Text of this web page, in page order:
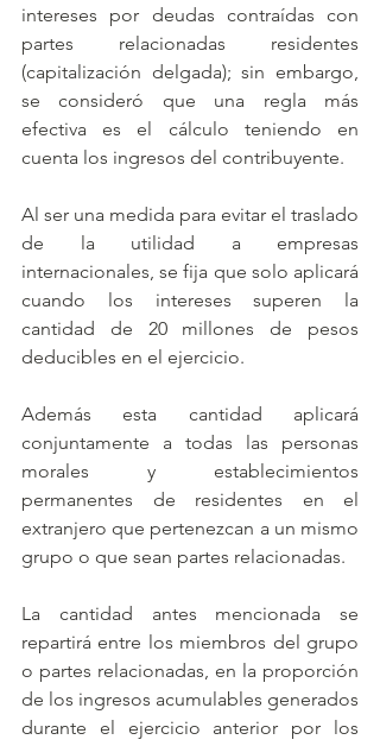
intereses por deudas contraídas con
partes relacionadas residentes
(capitalización delgada); sin embargo,
se consideró que una regla más
efectiva es el cálculo teniendo en
cuenta los ingresos del contribuyente.
Al ser una medida para evitar el traslado
de la utilidad a empresas
internacionales, se fija que solo aplicará
cuando los intereses superen la
cantidad de 20 millones de pesos
deducibles en el ejercicio.
Además esta cantidad aplicará
conjuntamente a todas las personas
morales y establecimientos
permanentes de residentes en el
extranjero que pertenezcan a un mismo
grupo o que sean partes relacionadas.
La cantidad antes mencionada se
repartirá entre los miembros del grupo
o partes relacionadas, en la proporción
de los ingresos acumulables generados
durante el ejercicio anterior por los